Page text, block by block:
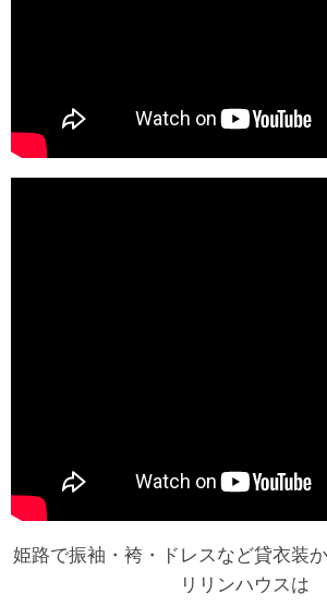
姫路で振袖・袴・ドレスなど貸衣装
リリンハウスは